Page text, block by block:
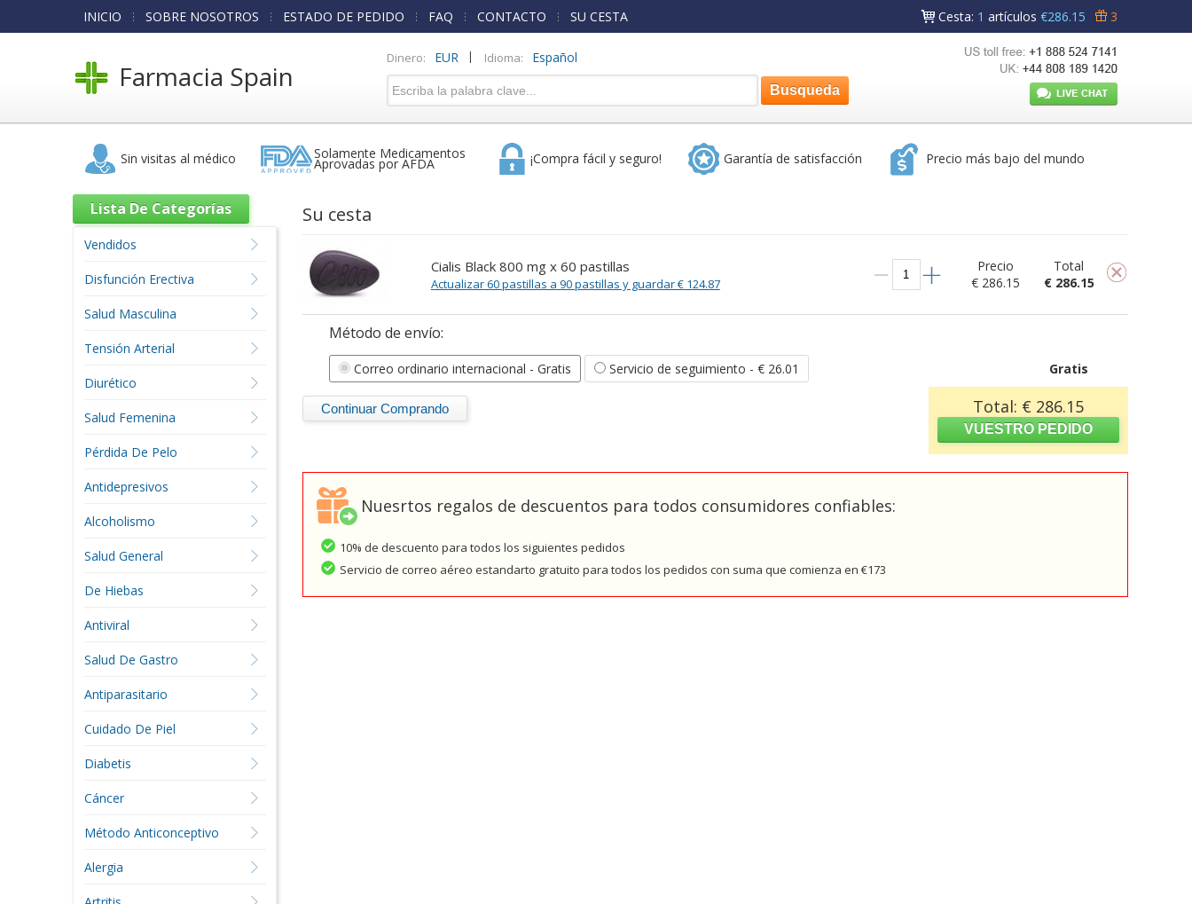
INICIO SOBRE NOSOTROS ESTADO DE PEDIDO FAQ CONTACTO SU CESTA Cesta: 1 artículos €286.15 3
Farmacia Spain
Dinero: EUR | Idioma: Español
Sin visitas al médico Solamente Medicamentos
Aprovadas por AFDA ¡Compra fácil y seguro! Garantía de satisfacción Precio más bajo del mundo
Su cesta
Cialis Black 800 mg x 60 pastillas
Actualizar 60 pastillas a 90 pastillas y guardar € 124.87
Precio
€ 286.15
Total
€ 286.15
Método de envío:
Correo ordinario internacional - Gratis Servicio de seguimiento - € 26.01 Gratis
Total: € 286.15
Nuesrtos regalos de descuentos para todos consumidores confiables:
10% de descuento para todos los siguientes pedidos
Servicio de correo aéreo estandarto gratuito para todos los pedidos con suma que comienza en €173
Lista De Categorías
Vendidos
Disfunción Erectiva
Salud Masculina
Tensión Arterial
Diurético
Salud Femenina
Pérdida De Pelo
Antidepresivos
Alcoholismo
Salud General
De Hiebas
Antiviral
Salud De Gastro
Antiparasitario
Cuidado De Piel
Diabetis
Cáncer
Método Anticonceptivo
Alergia